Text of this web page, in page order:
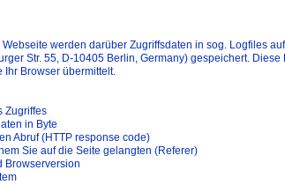
werden darüber Zugriffsdaten in sog. Logfiles
Str. 55, D-10405 Berlin, Germany) gespeichert.
Browser übermittelt.
Zugriffes
in Byte
Abruf (HTTP response code)
Sie auf die Seite gelangten (Referer)
Browserversion